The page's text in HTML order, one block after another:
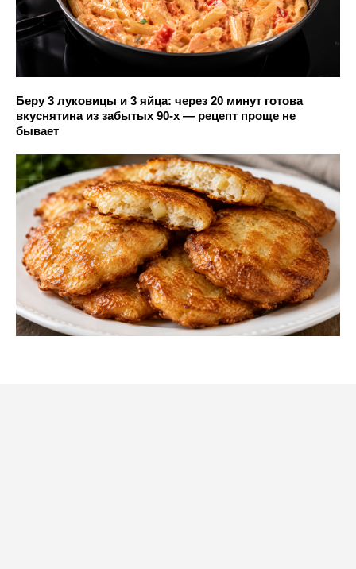
Беру 3 луковицы и 3 яйца: через 20 минут готова
вкуснятина из забытых 90-х — рецепт проще не
бывает